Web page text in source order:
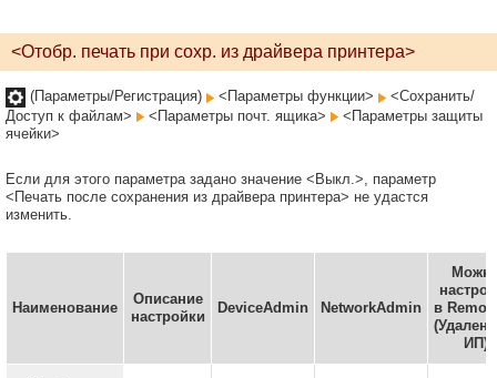
<Отобр. печать при сохр. из драйвера принтера>
(Параметры/Регистрация) <Параметры функции>
<Сохранить/
Доступ к файлам>
<Параметры почт. ящика>
<Параметры защиты
ячейки>
Если для этого параметра задано значение <Выкл.>, параметр
<Печать после сохранения из драйвера принтера> не удастся
изменить.
Наименование
Описание
настройки
DeviceAdmin NetworkAdmin
в
ИП)